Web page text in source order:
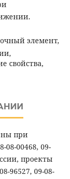
элемент,
свойства,
при
08-00468, 09-
проекты
96527, 09-08-